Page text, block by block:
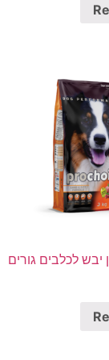
יבש לכלבים גורים